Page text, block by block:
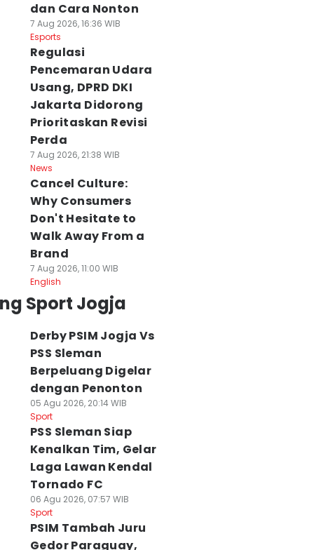
Piala
Tavares
Tapi
Bikin Persib
Agu 2026, 08:56 WIB
Dipastikan Gagal
Perpanjang Rekor
Kecewa
Sport
dan Cara Nonton
7 Aug 2026, 16:36 WIB
Esports
Regulasi
Pencemaran Udara
Usang, DPRD DKI
Jakarta Didorong
Prioritaskan Revisi
Perda
7 Aug 2026, 21:38 WIB
News
Cancel Culture:
Why Consumers
Don't Hesitate to
Walk Away From a
Brand
7 Aug 2026, 11:00 WIB
English
Sport Jogja
Derby PSIM Jogja Vs
PSS Sleman
Berpeluang Digelar
dengan Penonton
05 Agu 2026, 20:14 WIB
Sport
PSS Sleman Siap
Kenalkan Tim, Gelar
Laga Lawan Kendal
Tornado FC
06 Agu 2026, 07:57 WIB
Sport
PSIM Tambah Juru
Gedor Paraguay,